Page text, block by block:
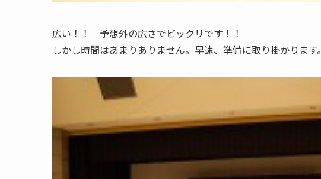
広い！！ 予想外の広さでビックリです！！
しかし時間はあまりありません。早速、準備に取り掛かります。